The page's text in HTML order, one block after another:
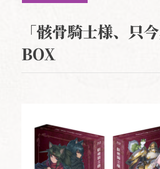
「骸骨騎士様、
BOX